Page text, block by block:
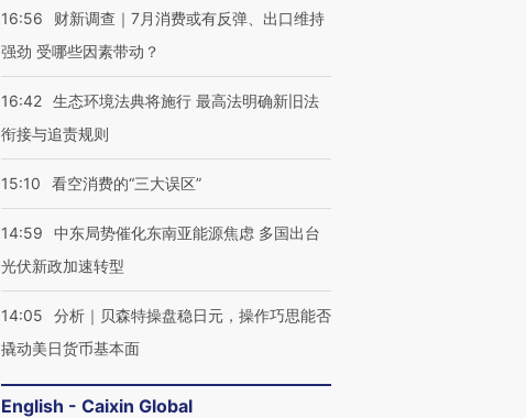
16:56
财新调查｜7月消费或有反弹、出口维持
强劲 受哪些因素带动？
16:42 生态环境法典将施行 最高法明确新旧法
衔接与追责规则
15:10 看空消费的“三大误区”
14:59
中东局势催化东南亚能源焦虑 多国出台
光伏新政加速转型
14:05
分析｜贝森特操盘稳日元，操作巧思能否
撬动美日货币基本面
English - Caixin Global